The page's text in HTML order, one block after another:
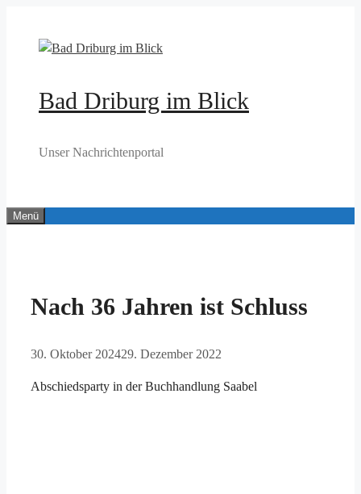
springen
Bad Driburg im Blick
Unser Nachrichtenportal
Menü
Nach 36 Jahren ist Schluss
30. Oktober 202429. Dezember 2022
Abschiedsparty in der Buchhandlung Saabel